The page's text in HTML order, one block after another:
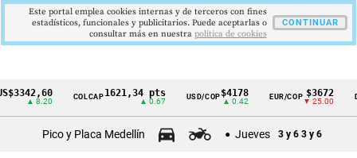
CintilloCOLCAP1621,34 pts USD/COP$4178
▲ 0.42
EUR/COP $3672
▼ 25.00
Pico y Placa Medellín Jueves 3 y 6 3 y 6
Este portal emplea cookies internas y de terceros con fines
estadísticos, funcionales y publicitarios. Puede aceptarlas o
consultar más en nuestra politica de cookies
CONTINUAR